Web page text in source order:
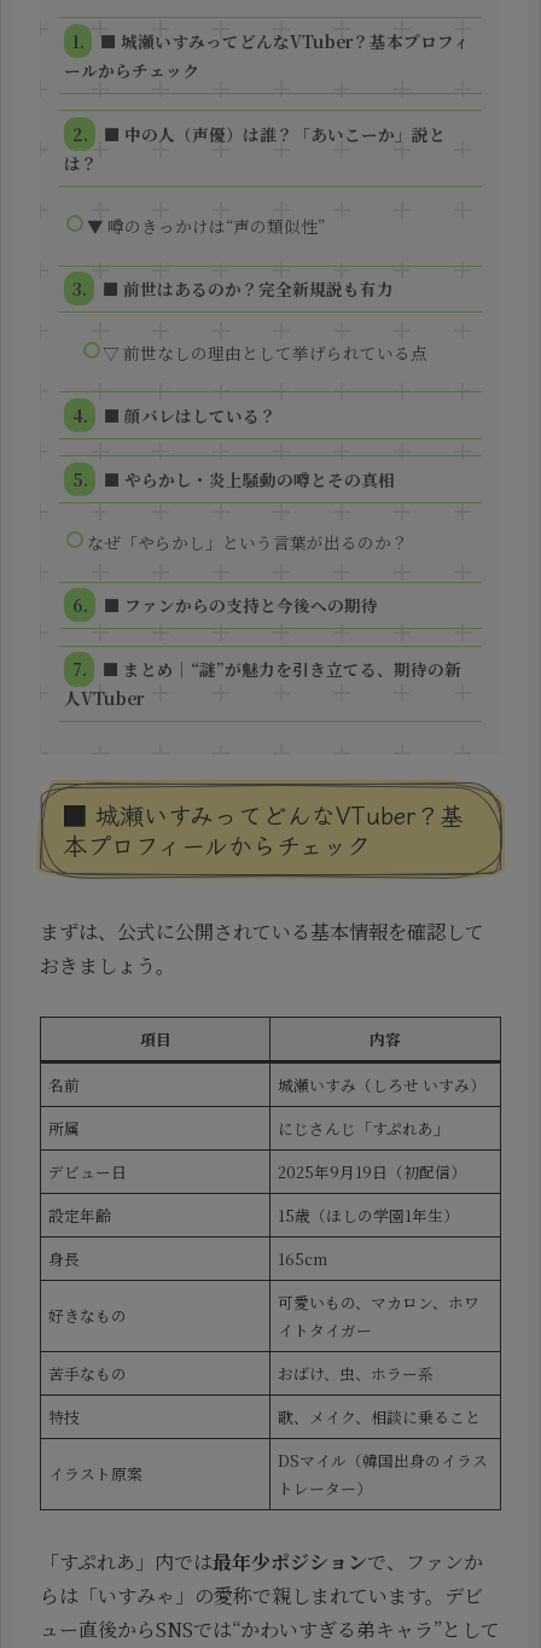
■ 城瀬いすみってどんなVTuber？基本プロフィ
ールからチェック
■ 中の人（声優）は誰？「あいこーか」説と
は？
▼ 噂のきっかけは“声の類似性”
■ 前世はあるのか？完全新規説も有力
▽ 前世なしの理由として挙げられている点
■ 顔バレはしている？
■ やらかし・炎上騒動の噂とその真相
なぜ「やらかし」という言葉が出るのか？
■ ファンからの支持と今後への期待
■ まとめ｜“謎”が魅力を引き立てる、期待の新
人VTuber
■ 城瀬いすみってどんなVTuber？基
本プロフィールからチェック
まずは、公式に公開されている基本情報を確認して
おきましょう。
項目
内容
名前
城瀬いすみ（しろせ いすみ）
所属
にじさんじ「すぷれあ」
デビュー日
2025年9月19日（初配信）
設定年齢
15歳（ほしの学園1年生）
身長
165cm
好きなもの
可愛いもの、マカロン、ホワ
イトタイガー
苦手なもの
おばけ、虫、ホラー系
特技
歌、メイク、相談に乗ること
イラスト原案
DSマイル（韓国出身のイラス
トレーター）
「すぷれあ」内では最年少ポジションで、ファンか
らは「いすみゃ」の愛称で親しまれています。デビ
ュー直後からSNSでは“かわいすぎる弟キャラ”として